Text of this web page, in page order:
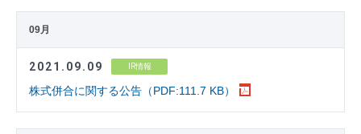
09月
2021.09.09 IR情報
株式併合に関する公告（PDF:111.7 KB）